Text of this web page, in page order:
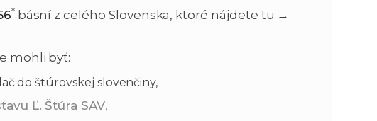
ix
*básní z celého Slovenska, ktoré nájdete tu →
mohli byť:
do štúrovskej slovenčiny,
Ľ. Štúra SAV,